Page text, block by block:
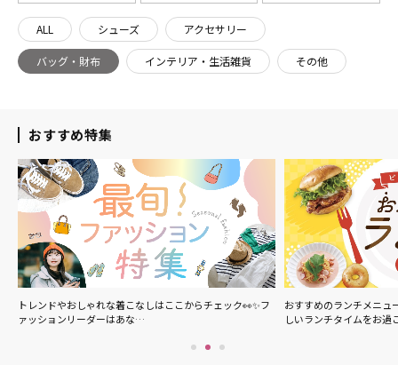
ALL シューズ アクセサリー
バッグ・財布 インテリア・生活雑貨 その他
おすすめ特集
トレンドやおしゃれな着こなしはここからチェック👀✨フ
ァッションリーダーはあな…
おすすめのランチメニュ
しいランチタイムをお